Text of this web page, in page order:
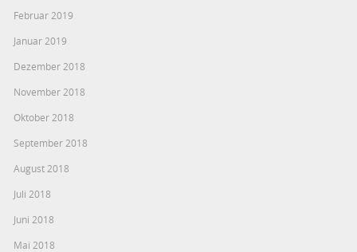
Februar 2019
Januar 2019
Dezember 2018
November 2018
Oktober 2018
September 2018
August 2018
Juli 2018
Juni 2018
Mai 2018